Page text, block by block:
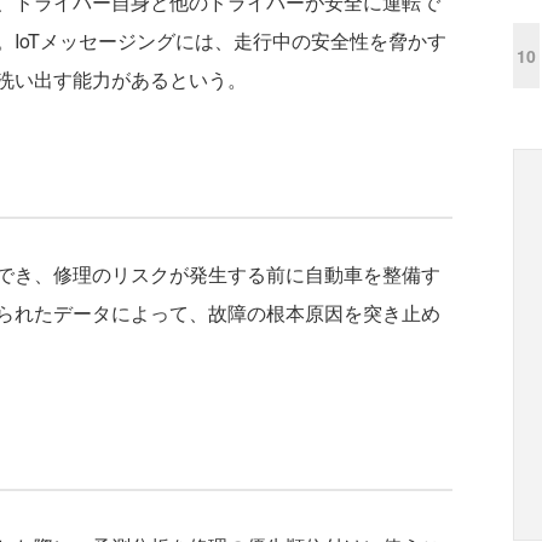
メッセージングには、走行中の安全性を脅かす
出す能力があるという。
、修理のリスクが発生する前に自動車を整備す
れたデータによって、故障の根本原因を突き止め
10